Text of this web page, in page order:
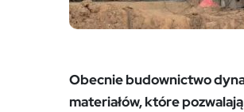
Obecnie budownictwo
materiałów, które